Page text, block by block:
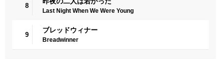
8
Last Night When We Were Young
9
ブレッドウィナー
Breadwinner